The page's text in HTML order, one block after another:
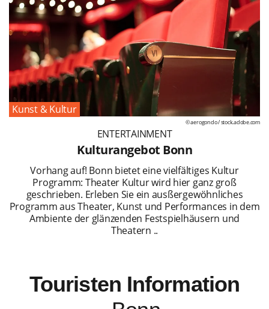
Kunst & Kultur
© aerogondo /stock.adobe.com
ENTERTAINMENT
Kulturangebot Bonn
Vorhang auf! Bonn bietet eine vielfältiges Kultur
Programm: Theater Kultur wird hier ganz groß
geschrieben. Erleben Sie ein ausßergewöhnliches
Programm aus Theater, Kunst und Performances in dem
Ambiente der glänzenden Festspielhäusern und
Theatern ..
Touristen Information